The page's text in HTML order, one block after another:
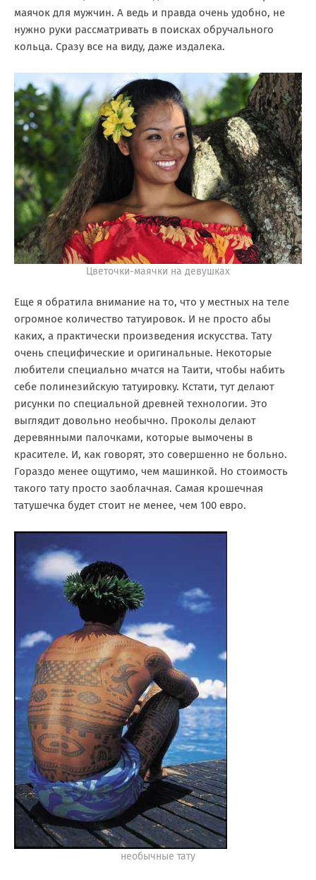
маячок для мужчин. А ведь и правда очень удобно, не
нужно руки рассматривать в поисках обручального
кольца. Сразу все на виду, даже издалека.
Цветочки-маячки на девушках
Еще я обратила внимание на то, что у местных на теле
огромное количество татуировок. И не просто абы
каких, а практически произведения искусства. Тату
очень специфические и оригинальные. Некоторые
любители специально мчатся на Таити, чтобы набить
себе полинезийскую татуировку. Кстати, тут делают
рисунки по специальной древней технологии. Это
выглядит довольно необычно. Проколы делают
деревянными палочками, которые вымочены в
красителе. И, как говорят, это совершенно не больно.
Гораздо менее ощутимо, чем машинкой. Но стоимость
такого тату просто заоблачная. Самая крошечная
татушечка будет стоит не менее, чем 100 евро.
необычные тату